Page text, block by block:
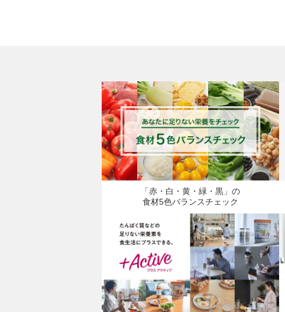
「赤・白・黄・緑・黒」の
食材5色バランスチェック